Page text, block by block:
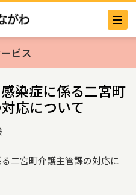
ビス
染症に係る二宮町
応について
二宮町介護主管課の対応に